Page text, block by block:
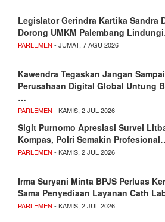
Legislator Gerindra Kartika Sandra
Dorong UMKM Palembang
PARLEMEN - JUMAT, 7 AGU 2026
Kawendra Tegaskan Jangan Sampai
Perusahaan Digital Global Untung
…
PARLEMEN - KAMIS, 2 JUL 2026
Sigit Purnomo Apresiasi Survei
Kompas, Polri Semakin
PARLEMEN - KAMIS, 2 JUL 2026
Irma Suryani Minta BPJS Perluas
Sama Penyediaan Layanan Cath
PARLEMEN - KAMIS, 2 JUL 2026